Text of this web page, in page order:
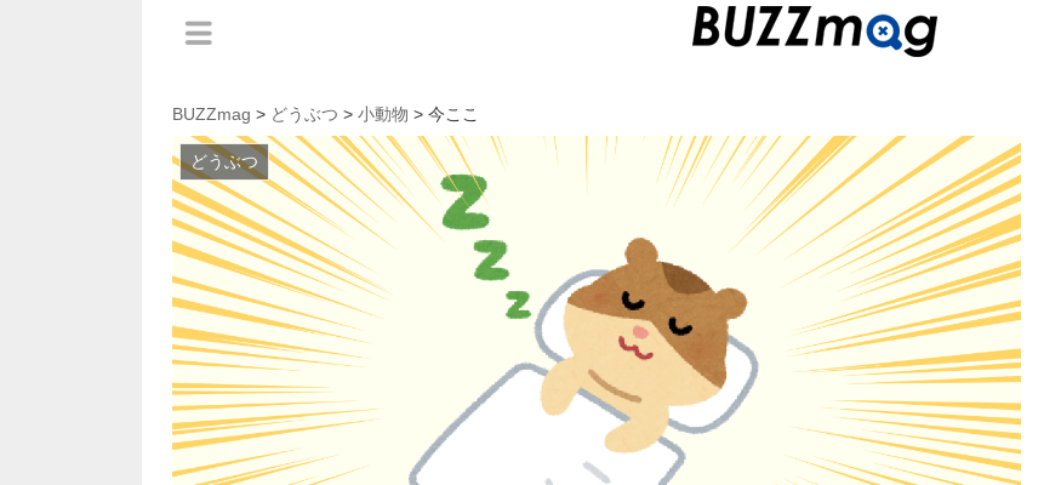
BUZZmag > どうぶつ > 小動物 > 今ここ
どうぶつ